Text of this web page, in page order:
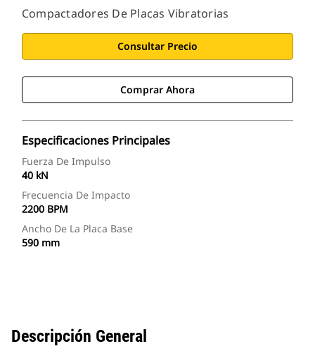
Compactadores De Placas Vibratorias
Consultar Precio
Comprar Ahora
Especificaciones Principales
Fuerza De Impulso
40 kN
Frecuencia De Impacto
2200 BPM
Ancho De La Placa Base
590 mm
Descripción General